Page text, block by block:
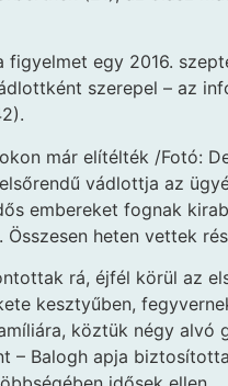
egy 2016.
szerepel – az
már elítélték /Fotó:
vádlottja az
embereket fognak
heten vettek
rá, éjfél körül az
kesztyűben,
köztük négy alvó
– Balogh apja